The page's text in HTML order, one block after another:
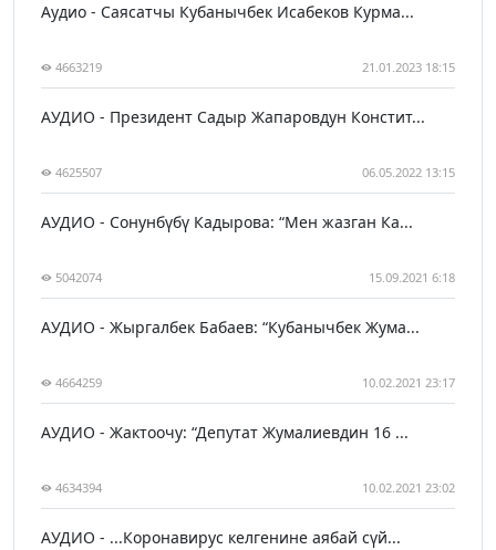
Аудио - Саясатчы Кубанычбек Исабеков Курма...
4663219 21.01.2023 18:15
АУДИО - Президент Садыр Жапаровдун Констит...
4625507 06.05.2022 13:15
АУДИО - Сонунбүбү Кадырова: “Мен жазган Ка...
5042074 15.09.2021 6:18
АУДИО - Жыргалбек Бабаев: “Кубанычбек Жума...
4664259 10.02.2021 23:17
АУДИО - Жактоочу: “Депутат Жумалиевдин 16 ...
4634394 10.02.2021 23:02
АУДИО - ...Коронавирус келгенине аябай сүй...